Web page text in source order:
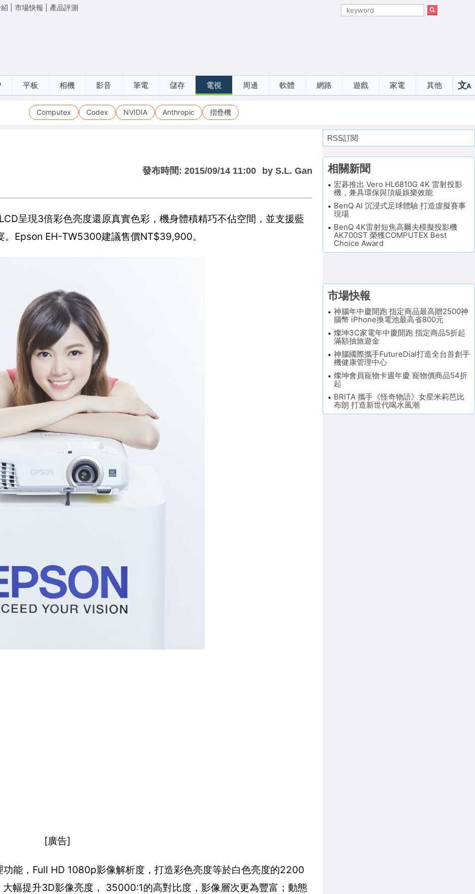
市場快報 產品評測
平板 相機 影音 筆電 儲存 電視 周邊 軟體 網路 遊戲 家電 其他 文A
Computex Codex NVIDIA Anthropic 摺疊機
發布時間: 2015/09/14 11:00 by S.L. Gan
呈現3倍彩色亮度還原真實色彩，機身體積精巧不佔空間，並支援藍
。Epson EH-TW5300建議售價NT$39,900。
[廣告]
能，Full HD 1080p影像解析度，打造彩色亮度等於白色亮度的2200
幅提升3D影像亮度， 35000:1的高對比度，影像層次更為豐富；動態
RSS訂閱
相關新聞
宏碁推出 Vero HL6810G 4K 雷射投影
機，兼具環保與頂級娛樂效能
BenQ AI 沉浸式足球體驗 打造虛擬賽事
現場
BenQ 4K雷射短焦高爾夫模擬投影機
AK700ST 榮獲COMPUTEX Best
Choice Award
市場快報
神腦年中慶開跑 指定商品最高贈2500神
腦幣 iPhone換電池最高省800元
燦坤3C家電年中慶開跑 指定商品5折起
滿額抽旅遊金
神腦國際攜手FutureDial打造全台首創手
機健康管理中心
燦坤會員寵物卡週年慶 寵物價商品54折
起
BRITA 攜手《怪奇物語》女星米莉芭比
布朗 打造新世代喝水風潮